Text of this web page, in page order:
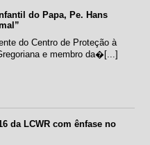
do Papa, Pe. Hans
do Centro de Proteção à
e membro da�[...]
da LCWR com ênfase no